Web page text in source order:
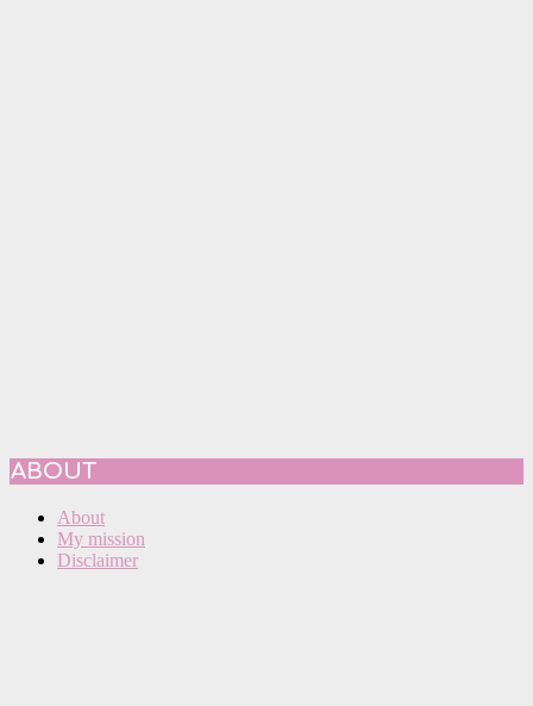
ABOUT
About
My mission
Disclaimer